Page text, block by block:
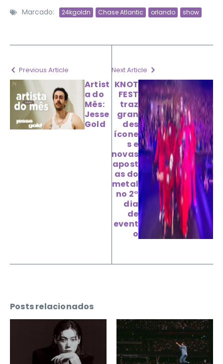
Marcado: 24kgoldn Chase Atlantic orlando show
Previous Article
Artist
a do
Mês:
Jesse
Gold
Next Article
KNOT
FEST
traz
gran
des
ícone
s e
novas
apost
as do
metal
no 2°
dia
de
event
o
Posts relacionados